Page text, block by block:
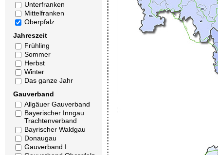
Unterfranken
Mittelfranken
Oberpfalz
Jahreszeit
Frühling
Sommer
Herbst
Winter
Das ganze Jahr
Gauverband
Allgäuer Gauverband
Bayerischer Inngau
Trachtenverband
Bayrischer Waldgau
Donaugau
Gauverband I